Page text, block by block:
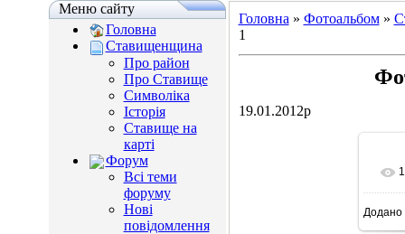
Меню сайту
Головна
Ставищенщина
Про район
Про Ставище
Символіка
Історія
Ставище на
карті
Форум
Всі теми
форуму
Нові
повідомлення
Головна » Фотоальбом»
1
19.01.2012р
Додано